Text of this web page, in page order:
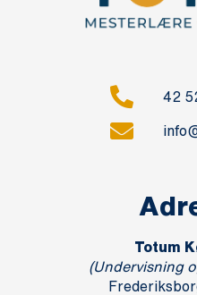
42
Totum
(Undervisning